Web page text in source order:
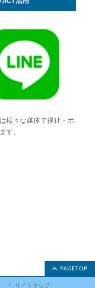
様々な媒体で福祉・ボ
す。
PAGETOP
サイトマップ